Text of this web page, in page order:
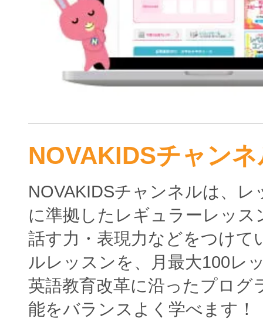
NOVAKIDSチャン
NOVAKIDSチャンネルは、
に準拠したレギュラーレッス
話す力・表現力などをつけて
ルレッスンを、月最大100レ
英語教育改革に沿ったプログ
能をバランスよく学べます！